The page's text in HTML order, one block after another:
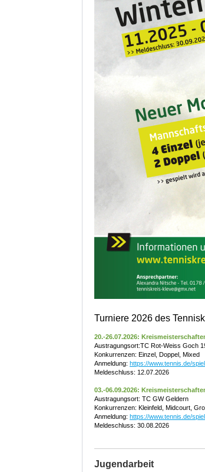
Turniere 2026 des
20.-26.07.2026:
Austragungsort:TC Rot-Weiss Goch
Konkurrenzen: Einzel, Doppel, Mixed
Anmeldung: https://www.tennis.de/
Meldeschluss: 12.07.2026
03.-06.09.2026:
Austragungsort: TC GW Geldern
Konkurrenzen: Kleinfeld, Midcourt,
Anmeldung: https://www.tennis.de/
Meldeschluss: 30.08.2026
Jugendarbeit